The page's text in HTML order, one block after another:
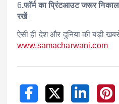
6.फॉर्म का प्रिंटआउट जरूर
रखें।
ऐसी ही देश और दुनिया की बड़ी
www.samacharwani.com